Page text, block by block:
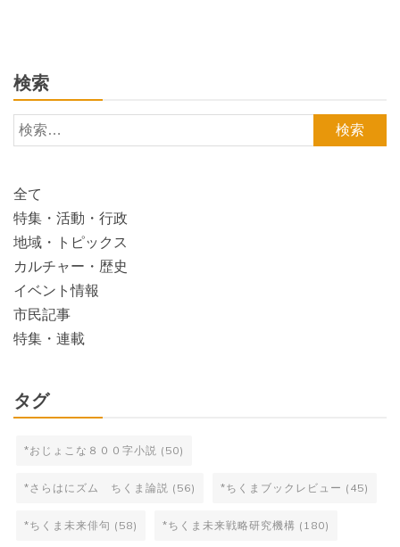
検索
検
索:
全て
特集・活動・行政
地域・トピックス
カルチャー・歴史
イベント情報
市民記事
特集・連載
タグ
*おじょこな８００字小説 (50)
*さらはにズム ちくま論説 (56) *ちくまブックレビュー (45)
*ちくま未来俳句 (58) *ちくま未来戦略研究機構 (180)